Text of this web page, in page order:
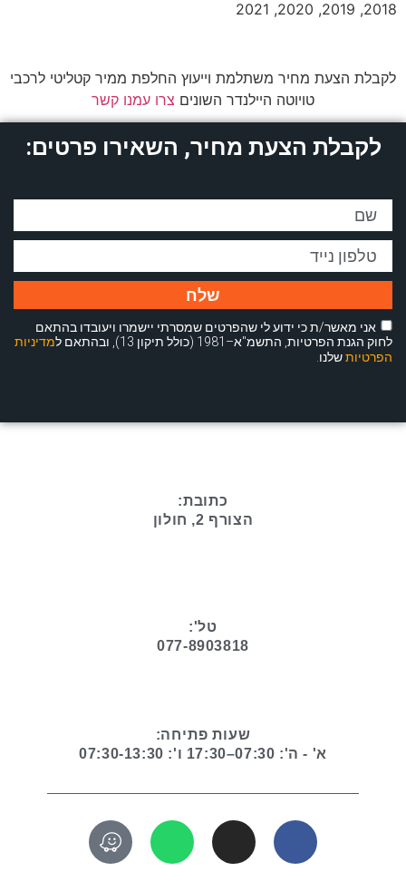
2018, 2019, 2020, 2021
לקבלת הצעת מחיר משתלמת וייעוץ החלפת ממיר קטליטי לרכבי
טויוטה היילנדר השונים צרו עמנו קשר
לקבלת הצעת מחיר, השאירו פרטים:
אני מאשר/ת כי ידוע לי שהפרטים שמסרתי יישמרו ויעובדו בהתאם
לחוק הגנת הפרטיות, התשמ"א–1981 (כולל תיקון 13), ובהתאם ל
מדיניות
הפרטיותשלנו.
שלח
כתובת:
הצורף 2, חולון
טל':
077-8903818
שעות פתיחה:
א' - ה': 07:30–17:30 ו': 07:30-13:30